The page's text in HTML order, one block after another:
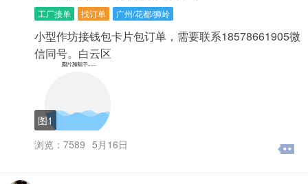
工厂接单 找订单 广州/花都/狮岭
小型作坊接钱包卡片包订单，需要联系18578661905微
信同号。白云区
图1
浏览：7589 5月16日